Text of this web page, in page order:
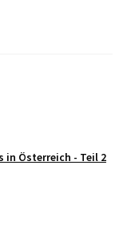
in Österreich - Teil 2